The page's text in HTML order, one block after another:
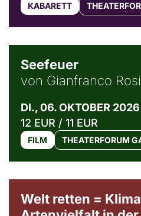
KABARETT
Seefeuer
von Gianfranco Rosi
DI., 06. OKTOBER 2026
12 EUR / 11 EUR
FILM THEATERFORUM
Welt retten =